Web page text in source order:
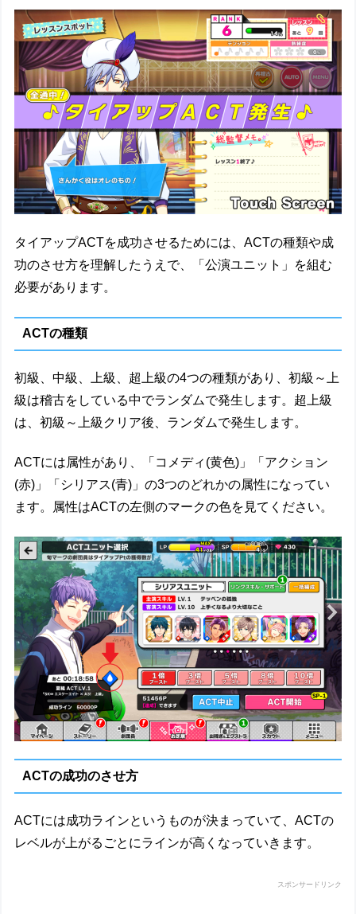
タイアップACTを成功させるためには、ACTの種類や成
功のさせ方を理解したうえで、「公演ユニット」を組む
必要があります。
ACTの種類
初級、中級、上級、超上級の4つの種類があり、初級～上
級は稽古をしている中でランダムで発生します。超上級
は、初級～上級クリア後、ランダムで発生します。
ACTには属性があり、「コメディ(黄色)」「アクション
(赤)」「シリアス(青)」の3つのどれかの属性になってい
ます。属性はACTの左側のマークの色を見てください。
ACTの成功のさせ方
ACTには成功ラインというものが決まっていて、ACTの
レベルが上がるごとにラインが高くなっていきます。
スポンサードリンク